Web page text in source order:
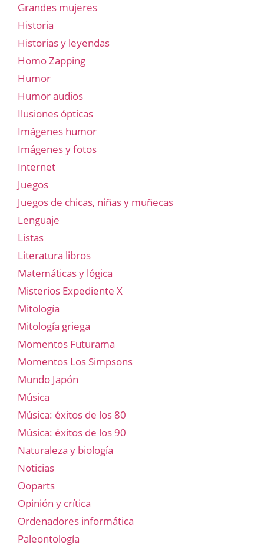
Grandes mujeres
Historia
Historias y leyendas
Homo Zapping
Humor
Humor audios
Ilusiones ópticas
Imágenes humor
Imágenes y fotos
Internet
Juegos
Juegos de chicas, niñas y muñecas
Lenguaje
Listas
Literatura libros
Matemáticas y lógica
Misterios Expediente X
Mitología
Mitología griega
Momentos Futurama
Momentos Los Simpsons
Mundo Japón
Música
Música: éxitos de los 80
Música: éxitos de los 90
Naturaleza y biología
Noticias
Ooparts
Opinión y crítica
Ordenadores informática
Paleontología